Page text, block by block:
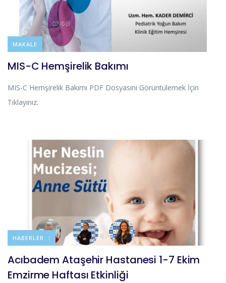
BLOG
MAKALE
MIS-C Hemşirelik Bakımı
MIS-C Hemşirelik Bakımı PDF Dosyasını Görüntülemek İçin
Tıklayınız.
DUYURULAR
HABERLER
Acıbadem Ataşehir Hastanesi 1-7 Ekim
Emzirme Haftası Etkinliği